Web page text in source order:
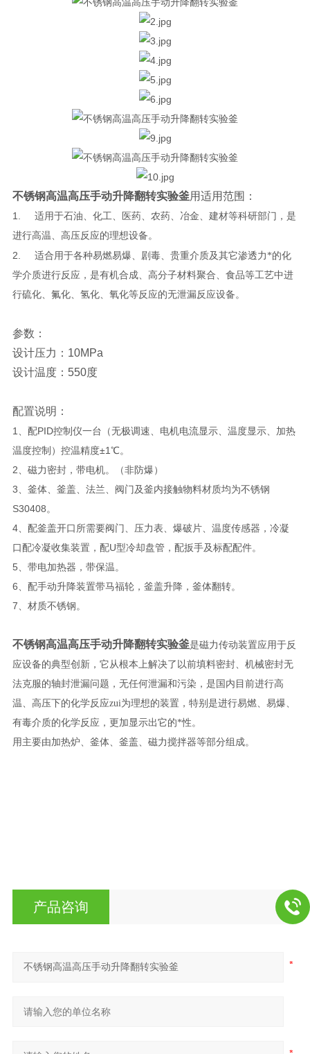
不锈钢高温高压手动升降翻转实验釜用适用范围：
1. 适用于石油、化工、医药、农药、冶金、建材等科研部门，是
进行高温、高压反应的理想设备。
2. 适合用于各种易燃易爆、剧毒、贵重介质及其它渗透力*的化
学介质进行反应，是有机合成、高分子材料聚合、食品等工艺中进
行硫化、氟化、氢化、氧化等反应的无泄漏反应设备。
参数：
设计压力：10MPa
设计温度：550度
配置说明：
1、配PID控制仪一台（无极调速、电机电流显示、温度显示、加热
温度控制）控温精度±1℃。
2、磁力密封，带电机。（非防爆）
3、釜体、釜盖、法兰、阀门及釜内接触物料材质均为不锈钢
S30408。
4、配釜盖开口所需要阀门、压力表、爆破片、温度传感器，冷凝
口配冷凝收集装置，配U型冷却盘管，配扳手及标配配件。
5、带电加热器，带保温。
6、配手动升降装置带马福轮，釜盖升降，釜体翻转。
7、材质不锈钢。
不锈钢高温高压手动升降翻转实验釜是磁力传动装置应用于反
应设备的典型创新，它从根本上解决了以前填料密封、机械密封无
法克服的轴封泄漏问题，无任何泄漏和污染，是国内目前进行高
温、高压下的化学反应zui为理想的装置，特别是进行易燃、易爆、
有毒介质的化学反应，更加显示出它的*性。
用主要由加热炉、釜体、釜盖、磁力搅拌器等部分组成。
产品咨询